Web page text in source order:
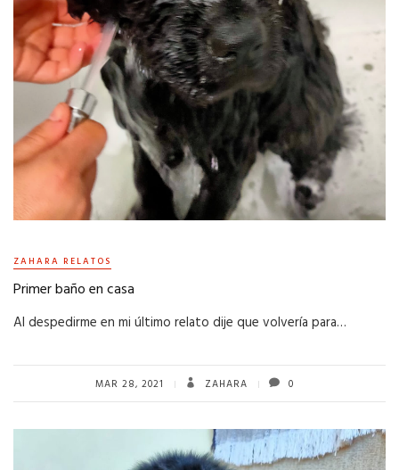
ZAHARA RELATOS
Primer baño en casa
Al despedirme en mi último relato dije que volvería para…
MAR 28, 2021 ZAHARA 0